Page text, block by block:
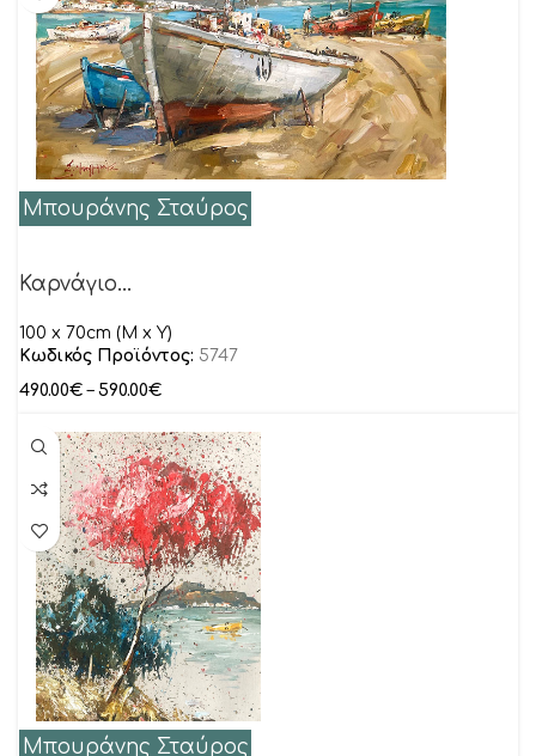
Μπουράνης Σταύρος
Καρνάγιο…
100 x 70cm (M x Y)
Κωδικός Προϊόντος: 5747
490.00€ – 590.00€
Μπουράνης Σταύρος